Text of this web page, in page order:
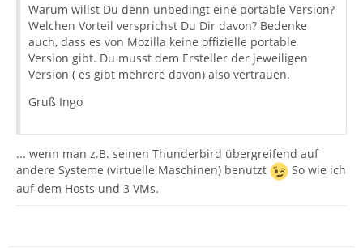
Warum willst Du denn unbedingt eine portable Version?
Welchen Vorteil versprichst Du Dir davon? Bedenke
auch, dass es von Mozilla keine offizielle portable
Version gibt. Du musst dem Ersteller der jeweiligen
Version ( es gibt mehrere davon) also vertrauen.
Gruß Ingo
... wenn man z.B. seinen Thunderbird übergreifend auf
andere Systeme (virtuelle Maschinen) benutzt
So wie ich
auf dem Hosts und 3 VMs.